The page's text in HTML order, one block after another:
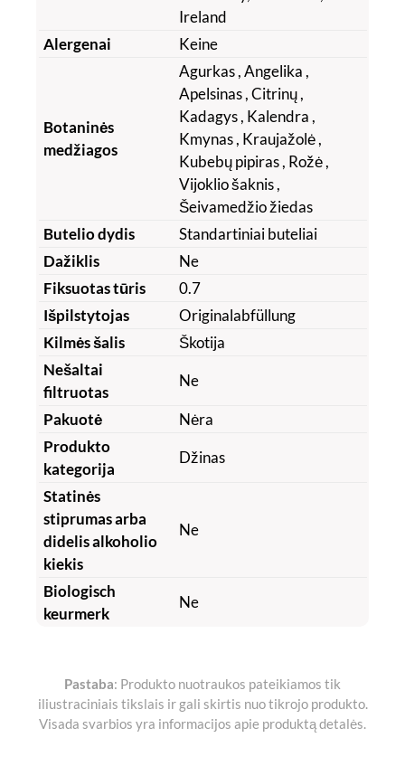
Ireland
Alergenai
Keine
Botaninės
medžiagos
Agurkas, Angelika ,
Apelsinas, Citrinų,
Kadagys, Kalendra ,
Kmynas, Kraujažolė,
Kubebų pipiras, Rožė,
Vijoklio šaknis,
Šeivamedžio žiedas
Butelio dydis
Standartiniai buteliai
Dažiklis
Ne
Fiksuotas tūris
0.7
Išpilstytojas
Originalabfüllung
Kilmės šalis
Škotija
Nešaltai
filtruotas
Ne
Pakuotė
Nėra
Produkto
kategorija
Džinas
Statinės
stiprumas arba
didelis alkoholio
kiekis
Ne
Biologisch
keurmerk
Ne
Pastaba: Produkto nuotraukos pateikiamos tik
iliustraciniais tikslais ir gali skirtis nuo tikrojo produkto.
Visada svarbios yra informacijos apie produktą detalės.